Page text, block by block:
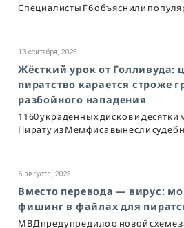
Специалисты F6 объяснили
13 сентября, 2025
Жёсткий урок от Голливуда:
пиратство карается строже
разбойного нападения
1160 украденных дисков и
Пирату из Мемфиса вынесли
6 августа, 2025
Вместо перевода — вирус:
фишинг в файлах для
МВД предупредило о новой схеме